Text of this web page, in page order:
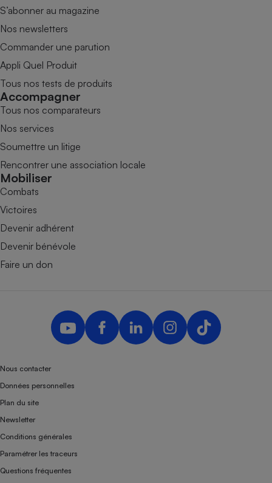
S’abonner au magazine
Nos newsletters
Commander une parution
Appli Quel Produit
Tous nos tests de produits
Accompagner
Tous nos comparateurs
Nos services
Soumettre un litige
Rencontrer une association locale
Mobiliser
Combats
Victoires
Devenir adhérent
Devenir bénévole
Faire un don
Nous contacter
Données personnelles
Plan du site
Newsletter
Conditions générales
Paramétrer les traceurs
Questions fréquentes